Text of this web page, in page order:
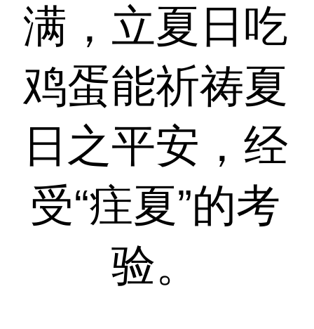
满，立夏日吃
鸡蛋能祈祷夏
日之平安，经
受“疰夏”的考
验。